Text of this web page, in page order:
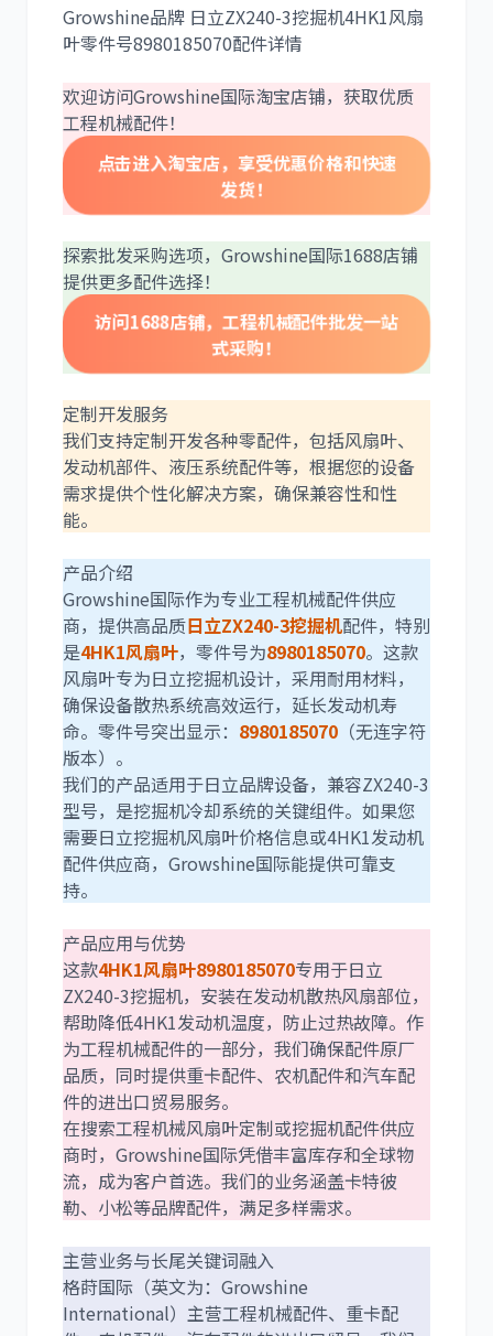
斗山 三一
奔驰 加藤
卡尔玛 杰西博
大宇 丰田
约翰迪尔
利勃海尔 凯斯
山猫 上柴
Growshine品牌 日立ZX240-3挖掘机4HK1风扇
叶零件号8980185070配件详情
欢迎访问Growshine国际淘宝店铺，获取优质
工程机械配件！
点击进入淘宝店，享受优惠价格和快速
发货！
探索批发采购选项，Growshine国际1688店铺
提供更多配件选择！
访问1688店铺，工程机械配件批发一站
式采购！
定制开发服务
我们支持定制开发各种零配件，包括风扇叶、
发动机部件、液压系统配件等，根据您的设备
需求提供个性化解决方案，确保兼容性和性
能。
产品介绍
Growshine国际作为专业工程机械配件供应
商，提供高品质日立ZX240-3挖掘机配件，特别
是4HK1风扇叶，零件号为8980185070。这款
风扇叶专为日立挖掘机设计，采用耐用材料，
确保设备散热系统高效运行，延长发动机寿
命。零件号突出显示： 8980185070 （无连字符
版本）。
我们的产品适用于日立品牌设备，兼容ZX240-3
型号，是挖掘机冷却系统的关键组件。如果您
需要日立挖掘机风扇叶价格信息或4HK1发动机
配件供应商，Growshine国际能提供可靠支
持。
产品应用与优势
这款4HK1风扇叶8980185070专用于日立
ZX240-3挖掘机，安装在发动机散热风扇部位，
帮助降低4HK1发动机温度，防止过热故障。作
为工程机械配件的一部分，我们确保配件原厂
品质，同时提供重卡配件、农机配件和汽车配
件的进出口贸易服务。
在搜索工程机械风扇叶定制或挖掘机配件供应
商时，Growshine国际凭借丰富库存和全球物
流，成为客户首选。我们的业务涵盖卡特彼
勒、小松等品牌配件，满足多样需求。
主营业务与长尾关键词融入
格莳国际（英文为：Growshine
International）主营工程机械配件、重卡配